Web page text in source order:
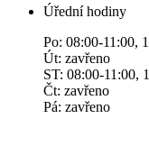
Úřední hodiny
Po: 08:00-11:00,
Út: zavřeno
ST: 08:00-11:00,
Čt: zavřeno
Pá: zavřeno